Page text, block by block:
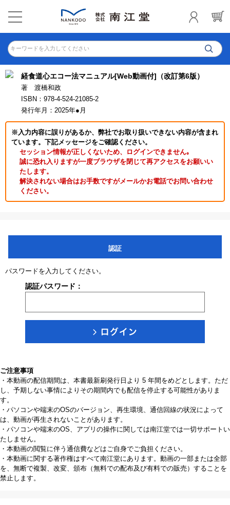
キーワードを入力してください
経食道心エコー法マニュアル[Web動画付]（改訂第6版）
著 渡橋和政
ISBN：978-4-524-21085-2
発行年月：2025年●月
※入力内容に誤りがあるか、弊社でお取り扱いできない内容が含まれ
ています。下記メッセージをご確認ください。
セッション情報が正しくないため、ログインできません｡
誠に恐れ入りますが一度ブラウザを閉じて再アクセスをお願いい
たします。
解決されない場合はお手数ですがメールかお電話でお問い合わせ
ください。
認証
パスワードを入力してください。
認証パスワード：
ご注意事項
・本動画の配信期間は、本書最新刷発行日より 5 年間をめどとします。ただ
し、予期しない事情によりその期間内でも配信を停止する可能性がありま
す。
・パソコンや端末のOSのバージョン、再生環境、通信回線の状況によって
は、動画が再生されないことがあります。
・パソコンや端末のOS、アプリの操作に関しては南江堂では一切サポートい
たしません。
・本動画の閲覧に伴う通信費などはご自身でご負担ください。
・本動画に関する著作権はすべて南江堂にあります。動画の一部または全部
を、無断で複製、改変、頒布（無料での配布及び有料での販売）することを
禁止します。